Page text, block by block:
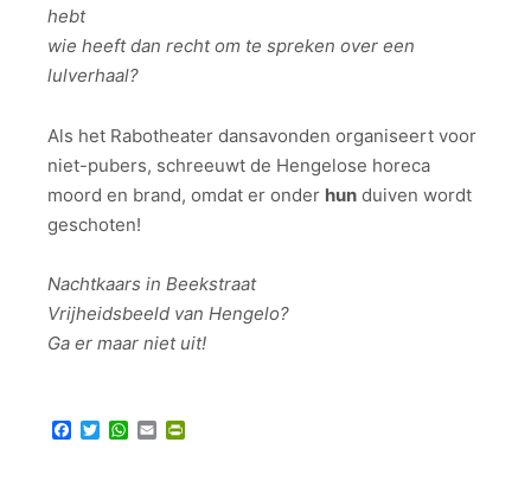
hebt
wie heeft dan recht om te spreken over een
lulverhaal?
Als het Rabotheater dansavonden organiseert voor
niet-pubers, schreeuwt de Hengelose horeca
moord en brand, omdat er onder hun duiven wordt
geschoten!
Nachtkaars in Beekstraat
Vrijheidsbeeld van Hengelo?
Ga er maar niet uit!
Facebook
TwitterWhatsApp
Email